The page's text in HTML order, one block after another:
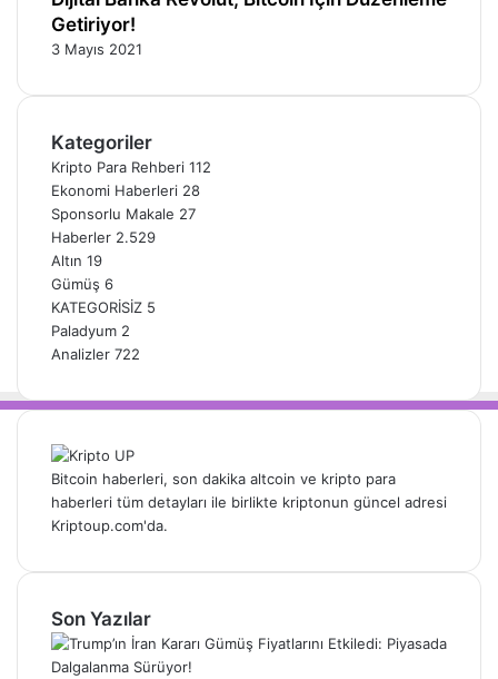
Getiriyor!
3 Mayıs 2021
Kategoriler
Kripto Para Rehberi 112
Ekonomi Haberleri 28
Sponsorlu Makale 27
Haberler 2.529
Altın 19
Gümüş 6
KATEGORİSİZ 5
Paladyum 2
Analizler 722
Bitcoin haberleri, son dakika altcoin ve kripto para
haberleri tüm detayları ile birlikte kriptonun güncel adresi
Kriptoup.com'da.
Son Yazılar